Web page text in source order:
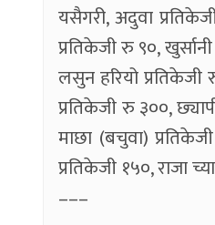
यसैगरी, अदुवा
प्रतिकेजी रु ९०,
लसुन हरियो
प्रतिकेजी रु ३००,
माछा (बचुवा)
प्रतिकेजी १५०, राजा
–––